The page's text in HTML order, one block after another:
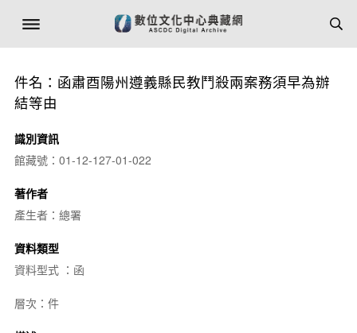
件名：函肅酉陽州遵義縣民教鬥殺兩案務須早為辦
結等由
識別資訊
館藏號：01-12-127-01-022
著作者
產生者：總署
資料類型
資料型式 ：函
層次：件